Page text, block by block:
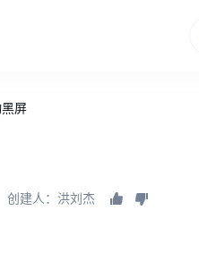
屏
创建人：洪刘杰